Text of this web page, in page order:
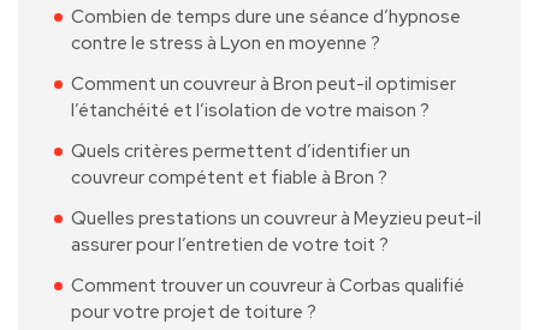
Combien de temps dure une séance d’hypnose
contre le stress à Lyon en moyenne ?
Comment un couvreur à Bron peut-il optimiser
l’étanchéité et l’isolation de votre maison ?
Quels critères permettent d’identifier un
couvreur compétent et fiable à Bron ?
Quelles prestations un couvreur à Meyzieu peut-il
assurer pour l’entretien de votre toit ?
Comment trouver un couvreur à Corbas qualifié
pour votre projet de toiture ?